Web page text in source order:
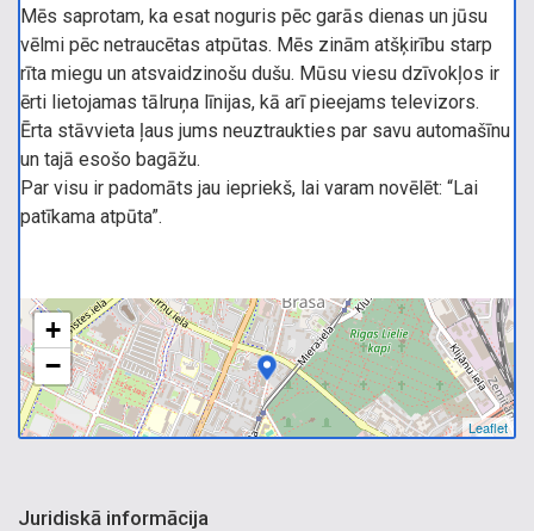
Mēs saprotam, ka esat noguris pēc garās dienas un jūsu
vēlmi pēc netraucētas atpūtas. Mēs zinām atšķirību starp
rīta miegu un atsvaidzinošu dušu. Mūsu viesu dzīvokļos ir
ērti lietojamas tālruņa līnijas, kā arī pieejams televizors.
Ērta stāvvieta ļaus jums neuztraukties par savu automašīnu
un tajā esošo bagāžu.
Par visu ir padomāts jau iepriekš, lai varam novēlēt: “Lai
patīkama atpūta”.
+
−
Leaflet
Juridiskā informācija